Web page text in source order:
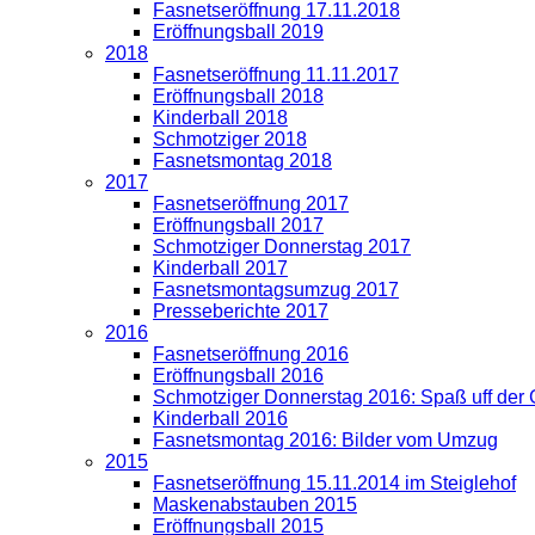
Fasnetseröffnung 17.11.2018
Eröffnungsball 2019
2018
Fasnetseröffnung 11.11.2017
Eröffnungsball 2018
Kinderball 2018
Schmotziger 2018
Fasnetsmontag 2018
2017
Fasnetseröffnung 2017
Eröffnungsball 2017
Schmotziger Donnerstag 2017
Kinderball 2017
Fasnetsmontagsumzug 2017
Presseberichte 2017
2016
Fasnetseröffnung 2016
Eröffnungsball 2016
Schmotziger Donnerstag 2016: Spaß uff der
Kinderball 2016
Fasnetsmontag 2016: Bilder vom Umzug
2015
Fasnetseröffnung 15.11.2014 im Steiglehof
Maskenabstauben 2015
Eröffnungsball 2015